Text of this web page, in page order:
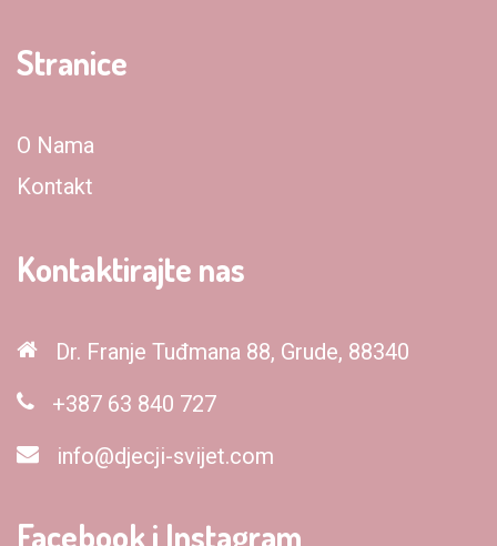
Stranice
O Nama
Kontakt
Kontaktirajte nas
Dr. Franje Tuđmana 88, Grude, 88340
+387 63 840 727
info@djecji-svijet.com
Facebook i Instagram